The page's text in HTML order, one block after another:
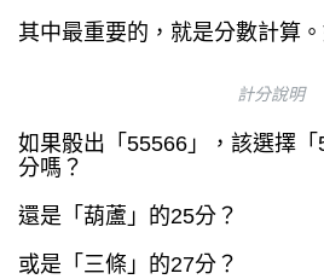
其中最重要的，就是分數計算
計分說明
如果骰出「55566」，該選擇
分嗎？
還是「葫蘆」的25分？
或是「三條」的27分？